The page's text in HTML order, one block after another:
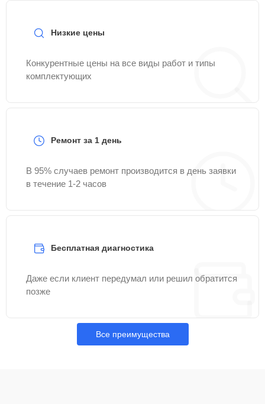
Низкие цены
Конкурентные цены на все виды работ и типы
комплектующих
Ремонт за 1 день
В 95% случаев ремонт производится в день заявки
в течение 1-2 часов
Бесплатная диагностика
Даже если клиент передумал или решил обратится
позже
Все преимущества